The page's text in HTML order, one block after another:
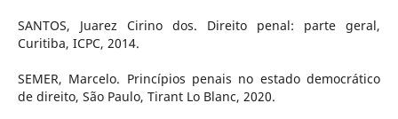
SANTOS, Juarez Cirino dos. Direito penal: parte geral,
Curitiba, ICPC, 2014.
SEMER, Marcelo. Princípios penais no estado democrático
de direito, São Paulo, Tirant Lo Blanc, 2020.